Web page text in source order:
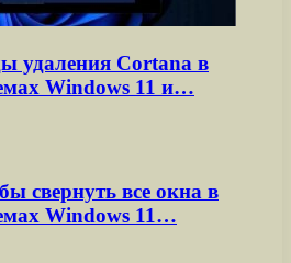
удаления Cortana в
Windows 11 и…
свернуть все окна в
Windows 11…